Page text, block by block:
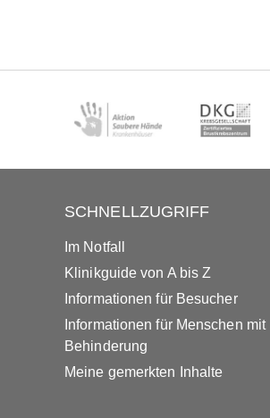
SCHNELLZUGRIFF
Im Notfall
Klinikguide von A bis Z
Informationen für Besucher
Informationen für Menschen mit
Behinderung
Meine gemerkten Inhalte